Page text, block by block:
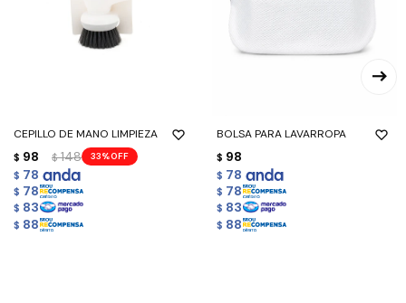
CEPILLO DE MANO LIMPIEZA
$ 98 $ 148 33
$ 78
$ 78
$ 83
$ 88
BOLSA PARA LAVARROPA
$ 98
$ 78
$ 78
$ 83
$ 88